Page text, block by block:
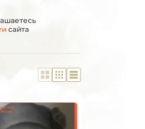
сайта